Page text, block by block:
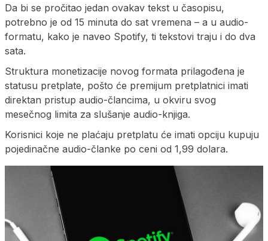
Da bi se pročitao jedan ovakav tekst u časopisu,
potrebno je od 15 minuta do sat vremena – a u audio-
formatu, kako je naveo Spotify, ti tekstovi traju i do dva
sata.
Struktura monetizacije novog formata prilagođena je
statusu pretplate, pošto će premijum pretplatnici imati
direktan pristup audio-člancima, u okviru svog
mesečnog limita za slušanje audio-knjiga.
Korisnici koje ne plaćaju pretplatu će imati opciju kupuju
pojedinačne audio-članke po ceni od 1,99 dolara.